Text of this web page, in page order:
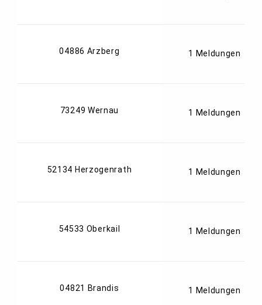
04886 Arzberg 1 Meldungen
73249 Wernau 1 Meldungen
52134 Herzogenrath 1 Meldungen
54533 Oberkail 1 Meldungen
04821 Brandis 1 Meldungen